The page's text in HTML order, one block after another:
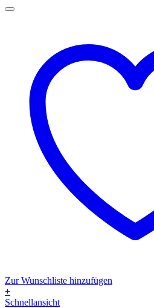
können
Zur Wunschliste hinzufügen
+
Dieses
Schnellansicht